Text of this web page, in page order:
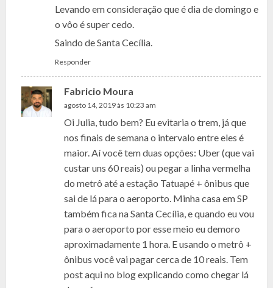
Levando em consideração que é dia de domingo e
o vôo é super cedo.
Saindo de Santa Cecília.
Responder
Fabricio Moura
agosto 14, 2019 às 10:23 am
Oi Julia, tudo bem? Eu evitaria o trem, já que
nos finais de semana o intervalo entre eles é
maior. Aí você tem duas opções: Uber (que vai
custar uns 60 reais) ou pegar a linha vermelha
do metrô até a estação Tatuapé + ônibus que
sai de lá para o aeroporto. Minha casa em SP
também fica na Santa Cecília, e quando eu vou
para o aeroporto por esse meio eu demoro
aproximadamente 1 hora. E usando o metrô +
ônibus você vai pagar cerca de 10 reais. Tem
post aqui no blog explicando como chegar lá